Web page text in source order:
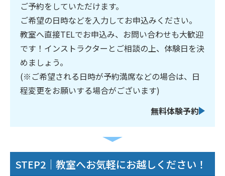
ご予約をしていただけます。
ご希望の日時などを入力してお申込みください。
教室へ直接TELでお申込み、お問い合わせも大歓迎
です！インストラクターとご相談の上、体験日を決
めましょう。
(※ご希望される日時が予約満席などの場合は、日
程変更をお願いする場合がございます)
無料体験予約
STEP2｜教室へお気軽にお越しください！